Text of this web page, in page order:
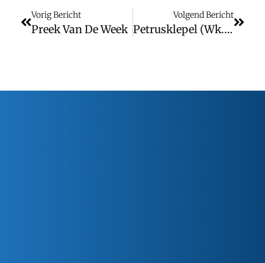
Vorig Bericht
Preek Van De Week
Volgend Bericht
Petrusklepel (wk. 9)